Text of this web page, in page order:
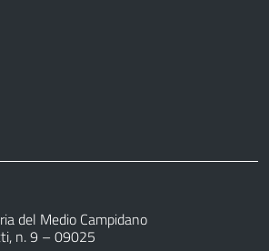
del Medio Campidano
n. 9 – 09025